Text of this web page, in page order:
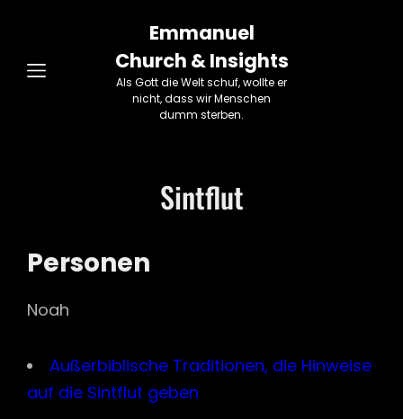
Emmanuel
Church & Insights
Als Gott die Welt schuf, wollte er
nicht, dass wir Menschen
dumm sterben.
Sintflut
Personen
Noah
Außerbiblische Traditionen, die Hinweise
auf die Sintflut geben